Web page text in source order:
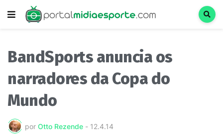
BandSports anuncia os
narradores da Copa do
Mundo
por Otto Rezende - 12.4.14